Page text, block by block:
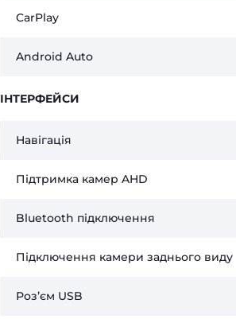
CarPlay
Android Auto
ІНТЕРФЕЙСИ
Навігація
Підтримка камер AHD
Bluetooth підключення
Підключення камери заднього виду
Розʼєм USB